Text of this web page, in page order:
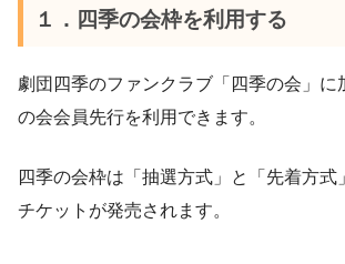
１．四季の会枠を利用する
劇団四季のファンクラブ「四季の会」に
の会会員先行を利用できます。
四季の会枠は「抽選方式」と「先着方式
チケットが発売されます。